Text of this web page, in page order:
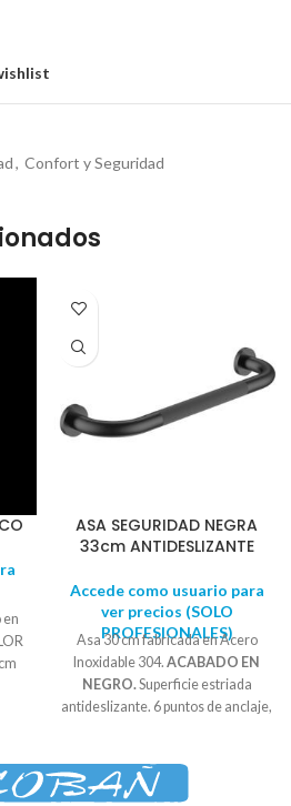
, Confort y Seguridad
en
ASA SEGURIDAD NEGRA
33cm ANTIDESLIZANTE
Accede como usuario para
ver precios (SOLO
PROFESIONALES)
Asa 30 cm fabricada en Acero
Inoxidable 304. ACABADO EN
NEGRO.Superficie estriada
antideslizante. 6 puntos de anclaje,
Embellecedor roscado para ocultar
los tornillos. Fácil instalación. Se